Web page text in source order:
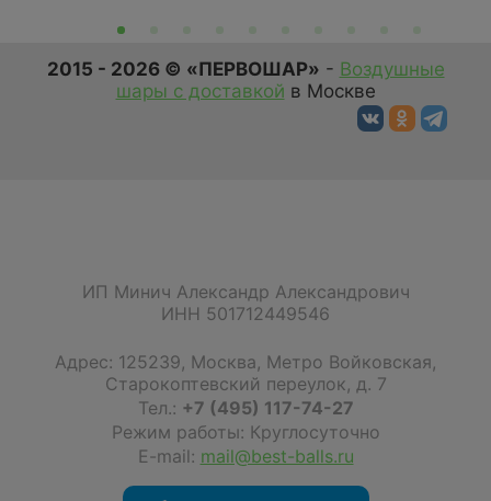
2015 - 2026 © «ПЕРВОШАР» - Воздушные
шары с доставкой в Москве
ИП Минич Александр Александрович
ИНН 501712449546
Адрес: 125239, Москва, Метро Войковская,
Старокоптевский переулок, д. 7
Тел.: +7 (495) 117-74-27
Режим работы: Круглосуточно
E-mail: mail@best-balls.ru